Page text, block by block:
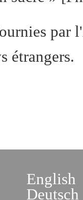
étrangers.
English
Deutsch